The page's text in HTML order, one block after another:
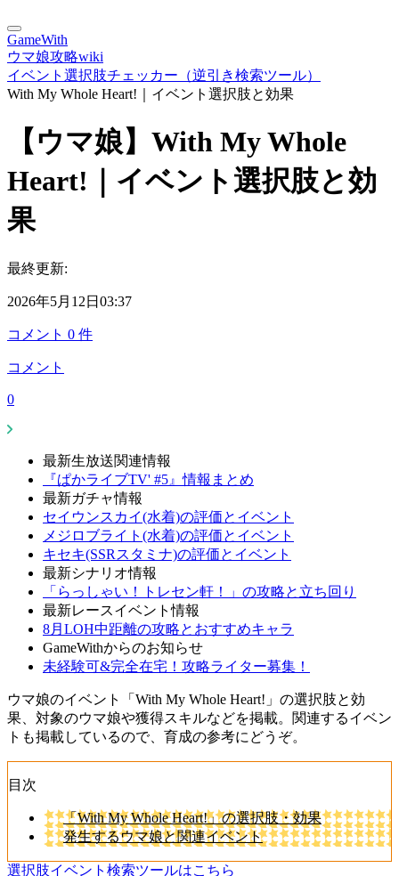
GameWith
ウマ娘攻略wiki
イベント選択肢チェッカー（逆引き検索ツール）
With My Whole Heart!｜イベント選択肢と効果
【ウマ娘】With My Whole
Heart!｜イベント選択肢と効
果
最終更新:
2026年5月12日03:37
コメント 0 件
コメント
0
最新生放送関連情報
『ぱかライブTV' #5』情報まとめ
最新ガチャ情報
セイウンスカイ(水着)の評価とイベント
メジロブライト(水着)の評価とイベント
キセキ(SSRスタミナ)の評価とイベント
最新シナリオ情報
「らっしゃい！トレセン軒！」の攻略と立ち回り
最新レースイベント情報
8月LOH中距離の攻略とおすすめキャラ
GameWithからのお知らせ
未経験可&完全在宅！攻略ライター募集！
ウマ娘のイベント「With My Whole Heart!」の選択肢と効
果、対象のウマ娘や獲得スキルなどを掲載。関連するイベン
トも掲載しているので、育成の参考にどうぞ。
目次
「With My Whole Heart!」の選択肢・効果
発生するウマ娘と関連イベント
選択肢イベント検索ツールはこちら